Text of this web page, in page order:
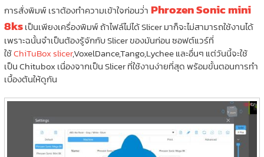
การสั่งพิมพ์ เราต้องทำความเข้าใจก่อนว่่า Phrozen Sonic mini
8ksเป็นเพียงเครื่องพิมพ์ ถ้าไฟล์ไม่ได้ Slicer มาก็จะไม่สามารถใช้งานได้
เพราะฉนั้นจำเป็นต้องรู้จักกับ Slicer ของมันก่อน ซอฟต์แวร์ที่
ใช้ChiTuBox slicer,VoxelDance,Tango,Lychee และอื่นๆ แต่วันนี้จะใช้
เป็น Chitubox เนื่องจากเป็น Slicer ที่ใช้งานง่ายที่สุด พร้อมขั้นตอนการทำ
เบื้องต้นให้ดูกัน